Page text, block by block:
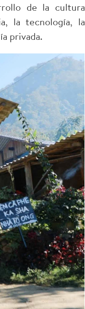
de la cultura
la tecnología, la
privada.